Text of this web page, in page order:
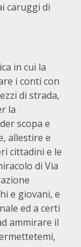
caruggi di
in cui la
i conti con
di strada,
la
scopa e
allestire e
cittadini e le
di Via
e giovani, e
ed a certi
ammirare il